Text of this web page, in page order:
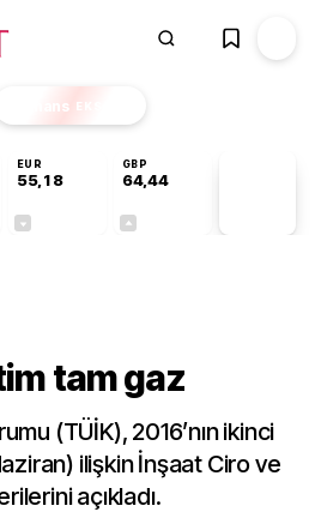
Finans EKSTRA
EUR
55,18
GBP
64,44
tam gaz
(TÜİK), 2016’nın ikinci
ilişkin İnşaat Ciro ve
açıkladı.